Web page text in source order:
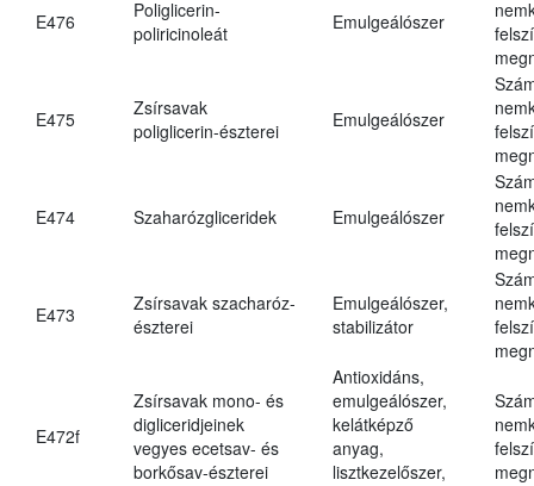
E476
Poliglicerin-
poliricinoleát
Emulgeálószer
E475
Zsírsavak
poliglicerin-észterei
Emulgeálószer
E474 Szaharózgliceridek Emulgeálószer
E473
Zsírsavak szacharóz-
észterei
Emulgeálószer,
stabilizátor
E472f
Zsírsavak mono- és
digliceridjeinek
vegyes ecetsav- és
borkősav-észterei
Antioxidáns,
emulgeálószer,
kelátképző
anyag,
lisztkezelőszer,